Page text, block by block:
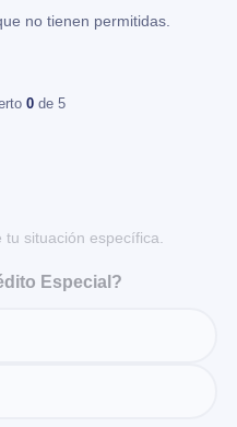
no tienen permitidas.
0 de 5
situación específica.
Especial?